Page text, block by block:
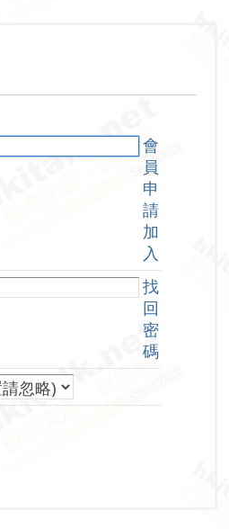
會
員
申
請
加
入
找
回
密
碼